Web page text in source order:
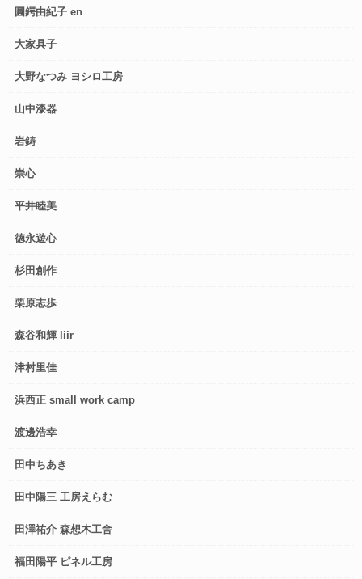
圓鍔由紀子 en
大家具子
大野なつみ ヨシロ工房
山中漆器
岩鋳
崇心
平井睦美
徳永遊心
杉田創作
栗原志歩
森谷和輝 liir
津村里佳
浜西正 small work camp
渡邊浩幸
田中ちあき
田中陽三 工房えらむ
田澤祐介 森想木工舎
福田陽平 ピネル工房